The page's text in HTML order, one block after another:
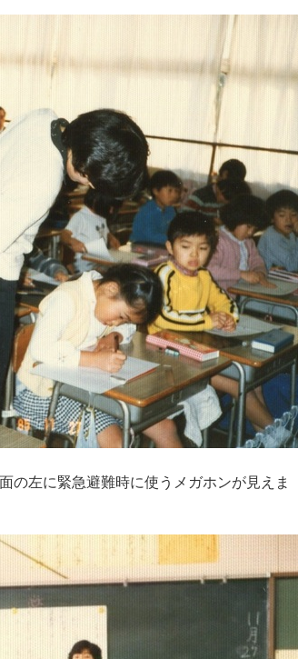
の左に緊急避難時に使うメガホンが見えま